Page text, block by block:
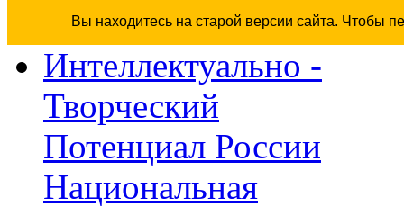
Вы находитесь на старой версии сайта. Чтобы
Интеллектуально -
Творческий
Потенциал России
Национальная